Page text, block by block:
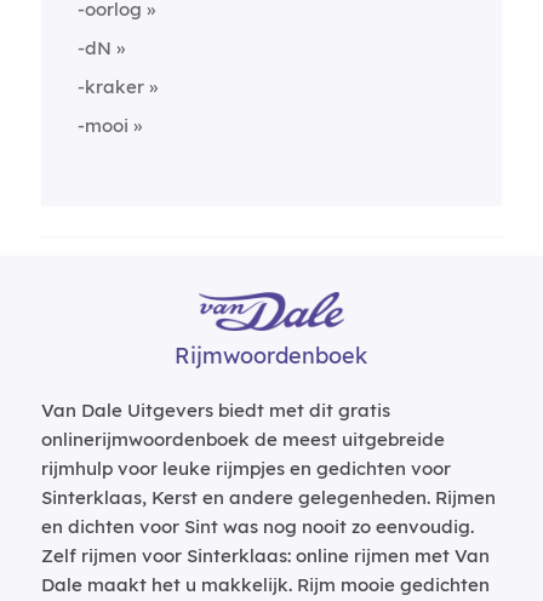
-oorlog
-dN
-kraker
-mooi
Rijmwoordenboek
Van Dale Uitgevers biedt met dit gratis
onlinerijmwoordenboek de meest uitgebreide
rijmhulp voor leuke rijmpjes en gedichten voor
Sinterklaas, Kerst en andere gelegenheden. Rijmen
en dichten voor Sint was nog nooit zo eenvoudig.
Zelf rijmen voor Sinterklaas: online rijmen met Van
Dale maakt het u makkelijk. Rijm mooie gedichten